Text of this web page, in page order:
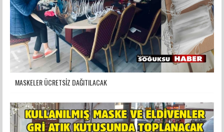
MASKELER ÜCRETSİZ DAĞITILACAK